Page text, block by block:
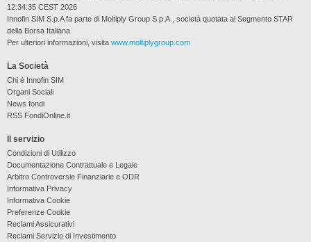
La Società
Chi è Innofin SIM
Organi Sociali
News fondi
RSS FondiOnline.it
Il servizio
Condizioni di Utilizzo
Documentazione Contrattuale e Legale
Arbitro Controversie Finanziarie e ODR
Informativa Privacy
Informativa Cookie
Preferenze Cookie
Reclami Assicurativi
Reclami Servizio di Investimento
12:34:35 CEST 2026
Innofin SIM S.p.A fa parte di Moltiply Group S.p.A., società quotata al Segmento STAR
della Borsa Italiana
Per ulteriori informazioni, visita www.moltiplygroup.com